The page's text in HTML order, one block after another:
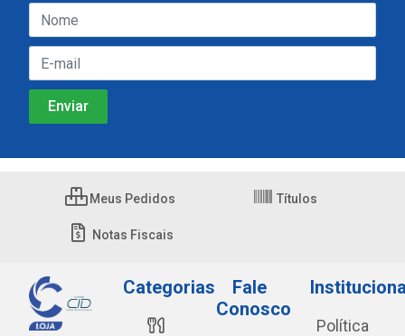
Meus Pedidos Títulos
Notas Fiscais
Categorias
Fale
Conosco
Política